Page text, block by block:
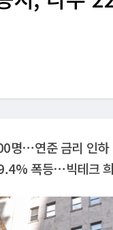
명⋯연준 금리 인하
폭등⋯빅테크